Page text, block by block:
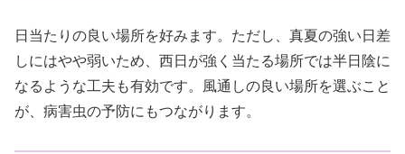
日当たりの良い場所を好みます。ただし、真夏の強い日差
しにはやや弱いため、西日が強く当たる場所では半日陰に
なるような工夫も有効です。風通しの良い場所を選ぶこと
が、病害虫の予防にもつながります。